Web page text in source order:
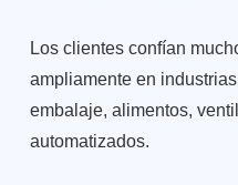
Los clientes confían
ampliamente en
embalaje, alimentos,
automatizados.